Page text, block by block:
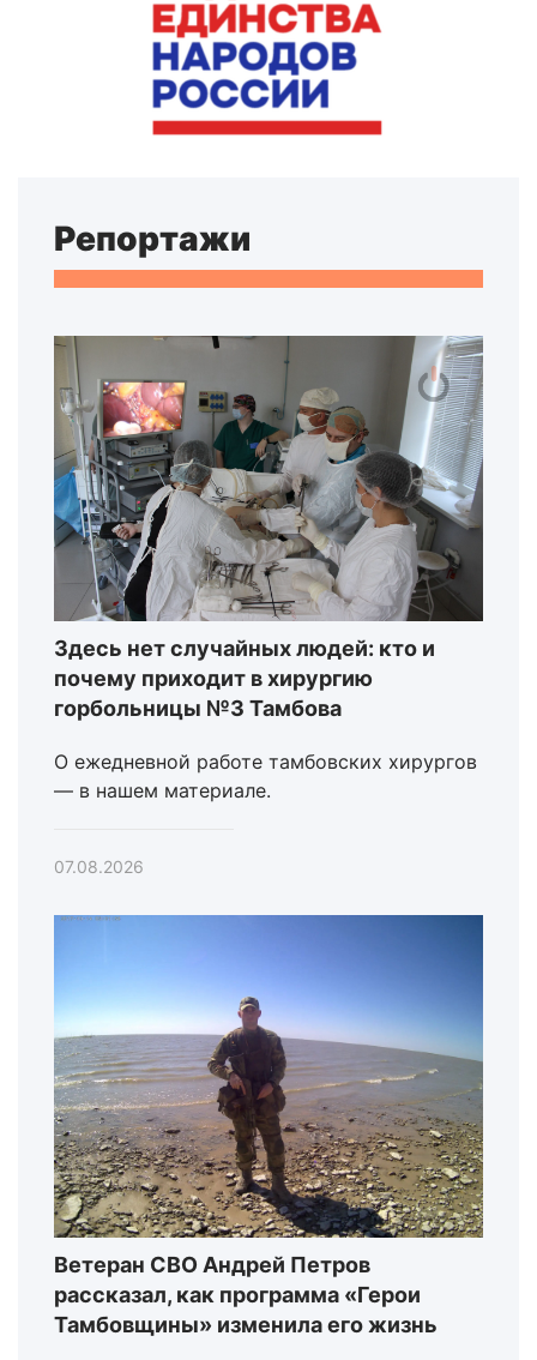
Репортажи
Здесь нет случайных людей: кто и
почему приходит в хирургию
горбольницы №3 Тамбова
О ежедневной работе тамбовских хирургов
— в нашем материале.
07.08.2026
Ветеран СВО Андрей Петров
рассказал, как программа «Герои
Тамбовщины» изменила его жизнь